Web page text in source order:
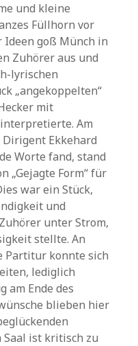
und kleine
Füllhorn vor
goß Münch in
Zuhörer aus und
lyrischen
„angekoppelten“
mit
Am
Dirigent Ekkehard
Worte fand, stand
„Gejagte Form“ für
war ein Stück,
und
unter Strom,
stellte. An
Partitur konnte sich
lediglich
am Ende des
blieben hier
ist kritisch zu